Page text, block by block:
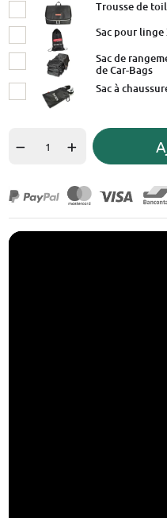
Trousse de
Sac pour linge
Sac de
de Car-Bags
Sac à